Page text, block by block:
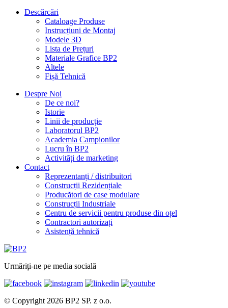
Descărcări
Cataloage Produse
Instrucțiuni de Montaj
Modele 3D
Lista de Prețuri
Materiale Grafice BP2
Altele
Fișă Tehnică
Despre Noi
De ce noi?
Istorie
Linii de producție
Laboratorul BP2
Academia Campionilor
Lucru în BP2
Activități de marketing
Contact
Reprezentanți / distribuitori
Construcții Rezidențiale
Producători de case modulare
Construcții Industriale
Centru de servicii pentru produse din oțel
Contractori autorizați
Asistență tehnică
Urmăriți-ne pe media socială
© Copyright 2026 BP2 SP. z o.o.